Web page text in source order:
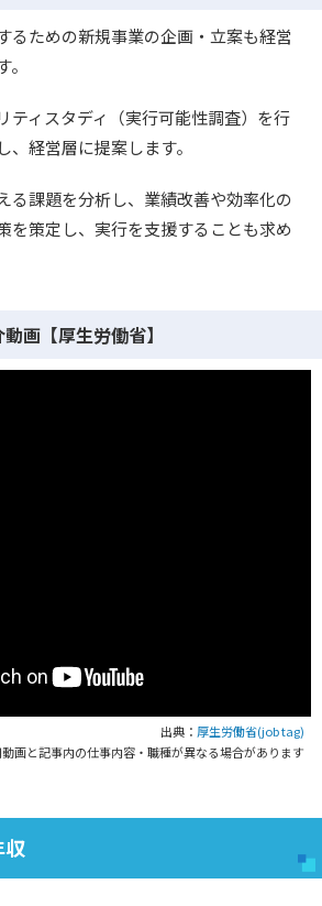
るための新規事業の企画・立案も経営
ティスタディ（実行可能性調査）を行
、経営層に提案します。
る課題を分析し、業績改善や効率化の
を策定し、実行を支援することも求め
画【厚生労働省】
出典： 厚生労働省(job tag)
画と記事内の仕事内容・職種が異なる場合があります
収